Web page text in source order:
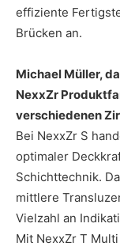
effiziente
Brücken an.
Michael Müller,
NexxZr
verschiedenen
Bei NexxZr S
optimaler
Schichttechnik.
mittlere
Vielzahl an
Mit NexxZr T